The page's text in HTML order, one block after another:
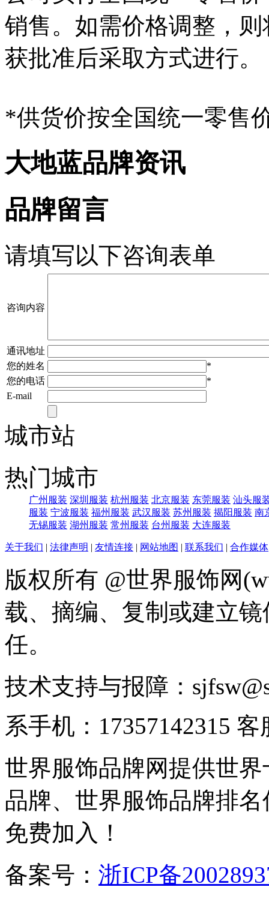
销售。如需价格调整，
获批准后采取方式进行。
*供货价按全国统一零售
大地蓝品牌资讯
品牌留言
请填写以下咨询表单
咨询内容
通讯地址
您的姓名
*
您的电话
*
E-mail
城市站
热门城市
广州服装 深圳服装 杭州服装 北京服装 东莞服装 汕头服
服装 宁波服装 福州服装 武汉服装 苏州服装 揭阳服装 南
无锡服装 湖州服装 常州服装 台州服装 大连服装
关于我们 | 法律声明 | 友情连接 | 网站地图 | 联系我们 | 合作媒体
版权所有 @世界服饰网
载、摘编、复制或建立
任。
技术支持与报障：
系手机：17357142315 客
世界服饰品牌网提供世
品牌、世界服饰品牌排
免费加入！
备案号： 浙ICP备